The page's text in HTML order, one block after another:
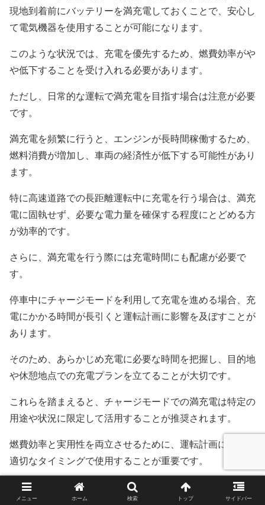
現地到着前にバッテリーを満充電しておくことで、安心し
て電気機器を使用することが可能になります。
このような状況では、充電を優先するため、燃費効率がや
や低下することを受け入れる必要があります。
ただし、日常的な運転で満充電を目指す場合は注意が必要
です。
満充電を頻繁に行うと、エンジンが長時間稼働するため、
燃料消費が増加し、車両の経済性が低下する可能性があり
ます。
特に高速道路での長距離運転中に充電を行う場合は、満充
電に固執せず、必要な電力量を確保する程度にとどめる方
が効率的です。
さらに、満充電を行う際には充電時間にも配慮が必要で
す。
停車中にチャージモードを利用して充電を進める場合、充
電にかかる時間が長引くと運転計画に影響を及ぼすことが
あります。
そのため、あらかじめ充電に必要な時間を把握し、目的地
や休憩地点での充電プランを立てることが大切です。
これらを踏まえると、チャージモードでの満充電は特定の
用途や状況に限定して活用することが推奨されます。
燃費効率と実用性を両立させるために、運転計画に応じた
適切なタイミングで使用することが重要です。
メニュー ホーム 検索 トップ サイドバー